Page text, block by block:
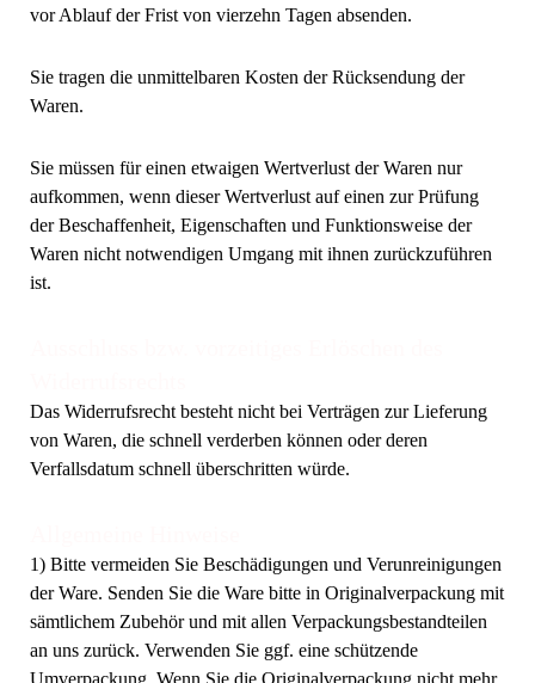
vor Ablauf der Frist von vierzehn Tagen absenden.
Sie tragen die unmittelbaren Kosten der Rücksendung der
Waren.
Sie müssen für einen etwaigen Wertverlust der Waren nur
aufkommen, wenn dieser Wertverlust auf einen zur Prüfung
der Beschaffenheit, Eigenschaften und Funktionsweise der
Waren nicht notwendigen Umgang mit ihnen zurückzuführen
ist.
Das Widerrufsrecht besteht nicht bei Verträgen zur Lieferung
von Waren, die schnell verderben können oder deren
Verfallsdatum schnell überschritten würde.
1) Bitte vermeiden Sie Beschädigungen und Verunreinigungen
der Ware. Senden Sie die Ware bitte in Originalverpackung mit
sämtlichem Zubehör und mit allen Verpackungsbestandteilen
an uns zurück. Verwenden Sie ggf. eine schützende
Umverpackung. Wenn Sie die Originalverpackung nicht mehr